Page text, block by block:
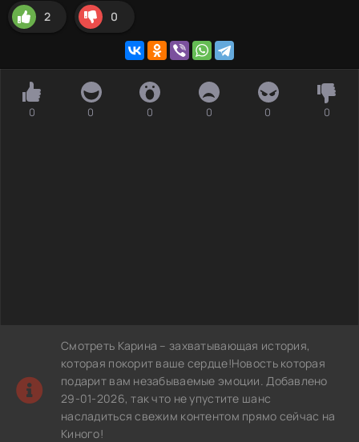
2 0
0 0 0 0 0 0
Смотреть Карина – захватывающая история,
которая покорит ваше сердце!Новость которая
подарит вам незабываемые эмоции. Добавлено
29-01-2026, так что не упустите шанс
насладиться свежим контентом прямо сейчас на
Киного!